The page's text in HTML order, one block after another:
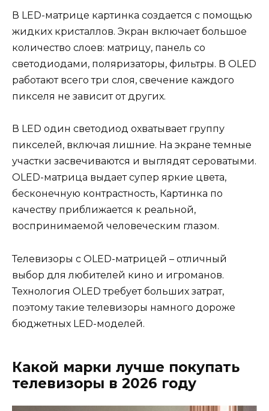
В LED-матрице картинка создается с помощью
жидких кристаллов. Экран включает большое
количество слоев: матрицу, панель со
светодиодами, поляризаторы, фильтры. В OLED
работают всего три слоя, свечение каждого
пикселя не зависит от других.
В LED один светодиод охватывает группу
пикселей, включая лишние. На экране темные
участки засвечиваются и выглядят сероватыми.
OLED-матрица выдает супер яркие цвета,
бесконечную контрастность, Картинка по
качеству приближается к реальной,
воспринимаемой человеческим глазом.
Телевизоры с OLED-матрицей – отличный
выбор для любителей кино и игроманов.
Технология OLED требует больших затрат,
поэтому такие телевизоры намного дороже
бюджетных LED-моделей.
Какой марки лучше покупать
телевизоры в 2026 году